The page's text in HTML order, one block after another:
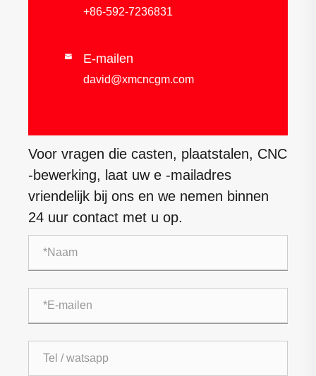
+86-592-7236831
 E-mailen
david@xmcncgm.com
Voor vragen die casten, plaatstalen, CNC
-bewerking, laat uw e -mailadres
vriendelijk bij ons en we nemen binnen
24 uur contact met u op.